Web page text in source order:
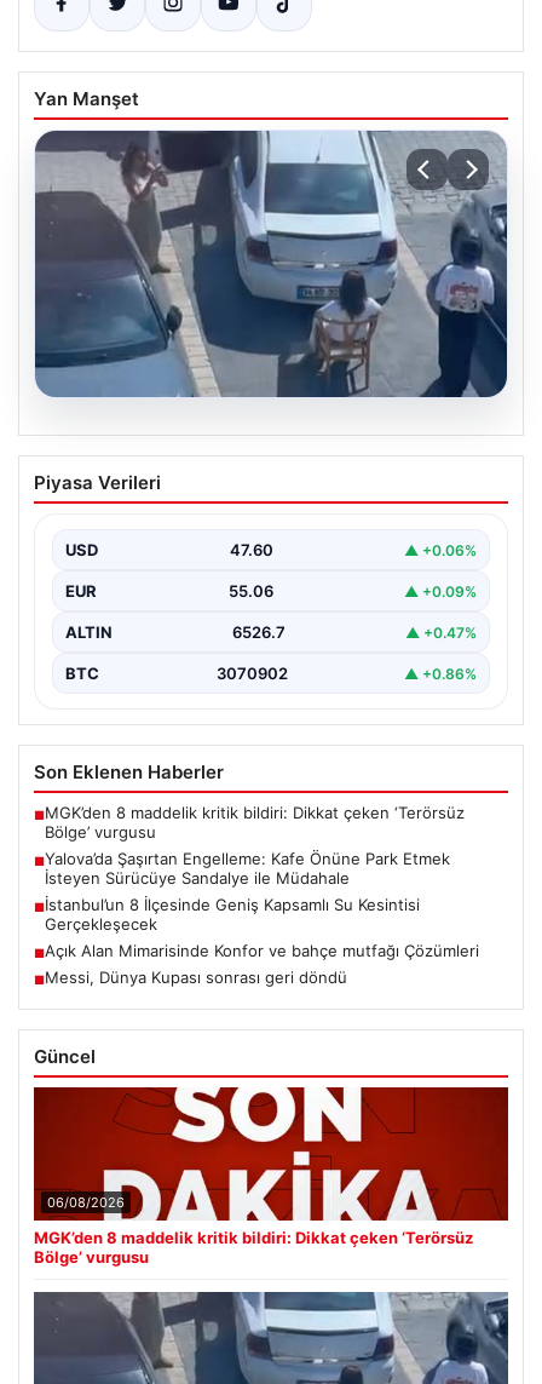
Yan Manşet
05.08.2026
Yalova’da Şaşırtan Engelleme: Kafe
Önüne Park Etmek İsteyen Sürücüye
Yalova'da yaşanan sıra dışı bir olay, gündeme damgasını
Piyasa Verileri
USD 47.60 ▲ +0.06%
EUR 55.06 ▲ +0.09%
ALTIN 6526.7 ▲ +0.47%
BTC 3070902 ▲ +0.86%
Son Eklenen Haberler
■MGK’den 8 maddelik kritik bildiri: Dikkat çeken ‘Terörsüz
Bölge’ vurgusu
■Yalova’da Şaşırtan Engelleme: Kafe Önüne Park Etmek
İsteyen Sürücüye Sandalye ile Müdahale
■İstanbul’un 8 İlçesinde Geniş Kapsamlı Su Kesintisi
Gerçekleşecek
■Açık Alan Mimarisinde Konfor ve bahçe mutfağı Çözümleri
■Messi, Dünya Kupası sonrası geri döndü
Güncel
06/08/2026
MGK’den 8 maddelik kritik bildiri: Dikkat çeken ‘Terörsüz
Bölge’ vurgusu